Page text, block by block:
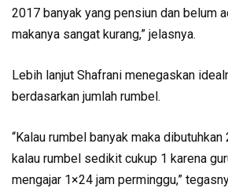
2017 banyak yang pensiun dan belum
makanya sangat kurang,” jelasnya.
Lebih lanjut Shafrani menegaskan
berdasarkan jumlah rumbel.
“Kalau rumbel banyak maka
kalau rumbel sedikit cukup 1 karena
mengajar 1×24 jam perminggu,”